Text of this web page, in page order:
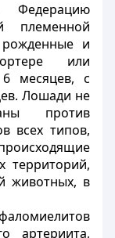
племенной
и
или
месяцев, с
Лошади не
против
всех типов,
территорий,
животных, в
артериита,